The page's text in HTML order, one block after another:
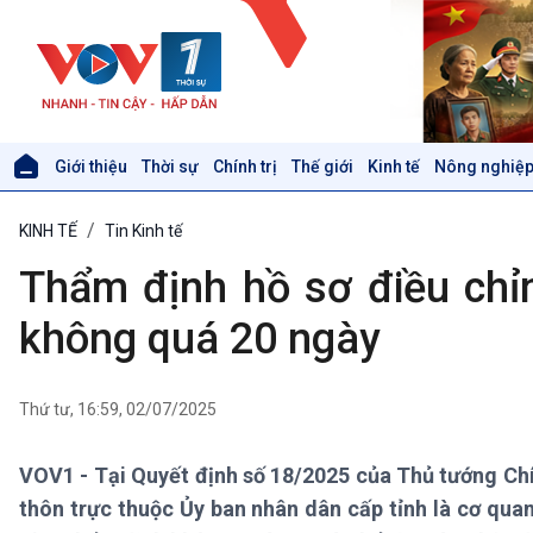
Giới thiệu Thời sự Chính trị Thế giới Kinh tế Nông
Thời sự 12h
Thời sự 18h
Thời sự 21h30
Bản tin
Xã hội
Tin Đời sống & Xã hội
Khoa học & Công nghệ
Tin Khoa học & Công nghệ
KINH TẾ Tin Kinh tế
Thẩm định hồ sơ điều
không quá 20 ngày
Thứ tư, 16:59, 02/07/2025
VOV1 - Tại Quyết định số 18/2025 của Thủ tướng
thôn trực thuộc Ủy ban nhân dân cấp tỉnh là cơ